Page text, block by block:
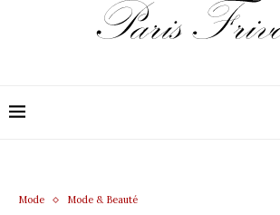
Mode Mode & Beauté